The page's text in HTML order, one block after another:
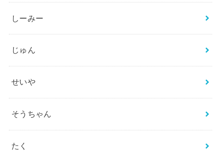
しーみー
じゅん
せいや
そうちゃん
たく